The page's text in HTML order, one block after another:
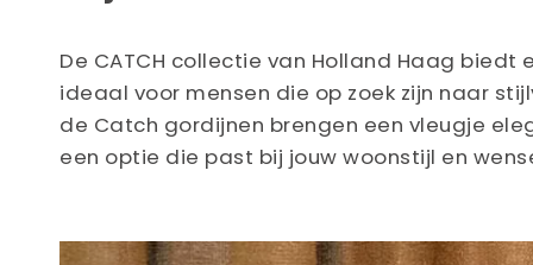
De CATCH collectie van Holland Haag
ideaal voor mensen die op zoek zijn naar
de Catch gordijnen brengen een vleugje
een optie die past bij jouw woonstijl en